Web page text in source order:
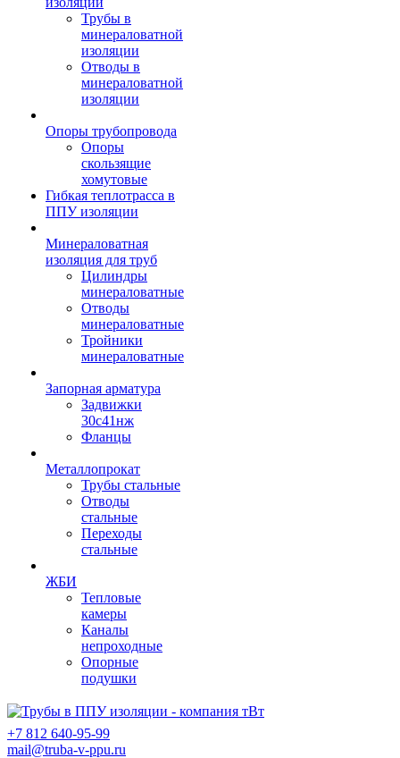
Трубы в
минераловатной
изоляции
Отводы в
минераловатной
изоляции
Опоры трубопровода
Опоры
скользящие
хомутовые
Гибкая теплотрасса в
ППУ изоляции
Минераловатная
изоляция для труб
Цилиндры
минераловатные
Отводы
минераловатные
Тройники
минераловатные
Запорная арматура
Задвижки
30с41нж
Фланцы
Металлопрокат
Трубы стальные
Отводы
стальные
Переходы
стальные
ЖБИ
Тепловые
камеры
Каналы
непроходные
Опорные
подушки
+7 812 640-95-99
mail@truba-v-ppu.ru